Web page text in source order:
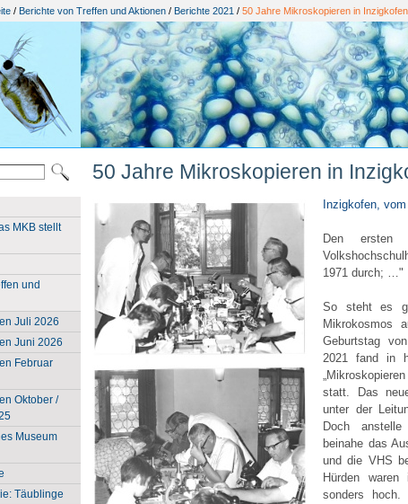
/ Berichte von Treffen und Aktionen / Berichte 2021 / 50 Jahre Mikroskopieren in Inzigkofen
MKB stellt
und
Juli 2026
Juni 2026
Februar
Oktober /
Museum
Täublinge
50 Jahre Mikroskopieren in
Inzigkofen,
Den ersten
1971 durch; …"
So steht es
Mikrokosmos
Geburtstag
2021 fand in
statt. Das
unter der
Doch
beinahe das
und die VHS
Hürden
sonders hoch.